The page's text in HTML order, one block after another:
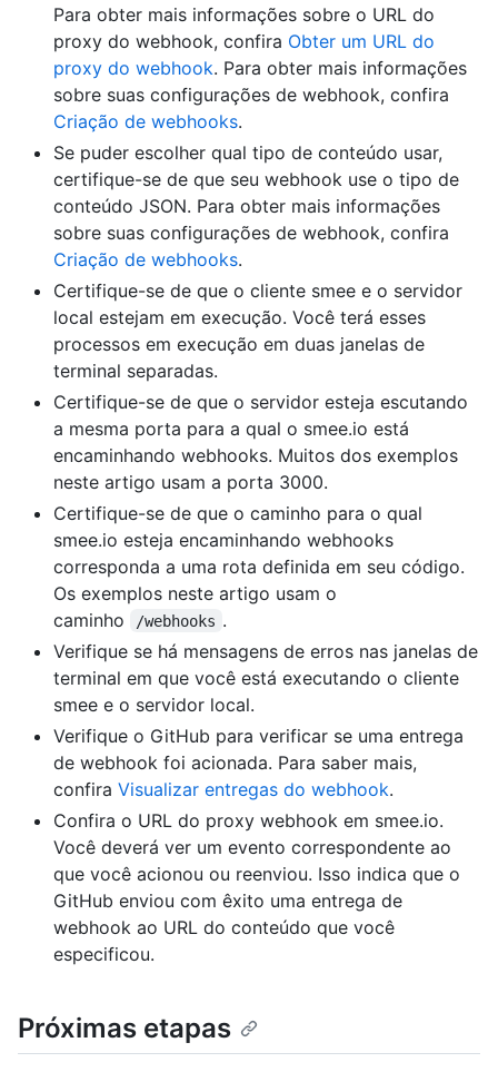
Para obter mais informações sobre o URL do
proxy do webhook, confira Obter um URL do
proxy do webhook. Para obter mais informações
sobre suas configurações de webhook, confira
Criação de webhooks.
Se puder escolher qual tipo de conteúdo usar,
certifique-se de que seu webhook use o tipo de
conteúdo JSON. Para obter mais informações
sobre suas configurações de webhook, confira
Criação de webhooks.
Certifique-se de que o cliente smee e o servidor
local estejam em execução. Você terá esses
processos em execução em duas janelas de
terminal separadas.
Certifique-se de que o servidor esteja escutando
a mesma porta para a qual o smee.io está
encaminhando webhooks. Muitos dos exemplos
neste artigo usam a porta 3000.
Certifique-se de que o caminho para o qual
smee.io esteja encaminhando webhooks
corresponda a uma rota definida em seu código.
Os exemplos neste artigo usam o
caminho
/webhooks .
Verifique se há mensagens de erros nas janelas de
terminal em que você está executando o cliente
smee e o servidor local.
Verifique o GitHub para verificar se uma entrega
de webhook foi acionada. Para saber mais,
confira Visualizar entregas do webhook.
Confira o URL do proxy webhook em smee.io.
Você deverá ver um evento correspondente ao
que você acionou ou reenviou. Isso indica que o
GitHub enviou com êxito uma entrega de
webhook ao URL do conteúdo que você
especificou.
Próximas etapas